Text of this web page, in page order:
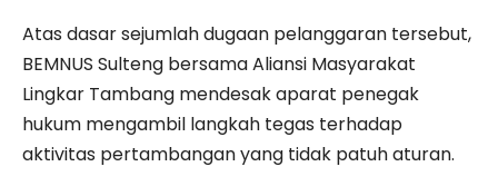
Atas dasar sejumlah dugaan pelanggaran tersebut,
BEMNUS Sulteng bersama Aliansi Masyarakat
Lingkar Tambang mendesak aparat penegak
hukum mengambil langkah tegas terhadap
aktivitas pertambangan yang tidak patuh aturan.